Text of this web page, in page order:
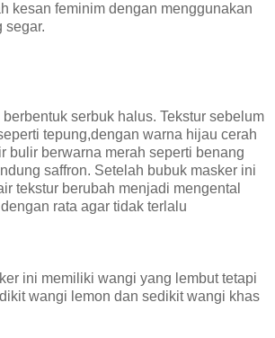
kesan feminim dengan menggunakan
segar.
serbuk halus. Tekstur sebelum
tepung,dengan warna hijau cerah
bulir berwarna merah seperti benang
saffron. Setelah bubuk masker ini
tekstur berubah menjadi mengental
rata agar tidak terlalu
ini memiliki wangi yang lembut tetapi
wangi lemon dan sedikit wangi khas